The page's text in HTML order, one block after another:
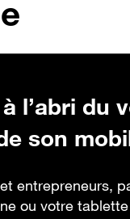
l’abri du
son
entrepreneurs,
ou votre